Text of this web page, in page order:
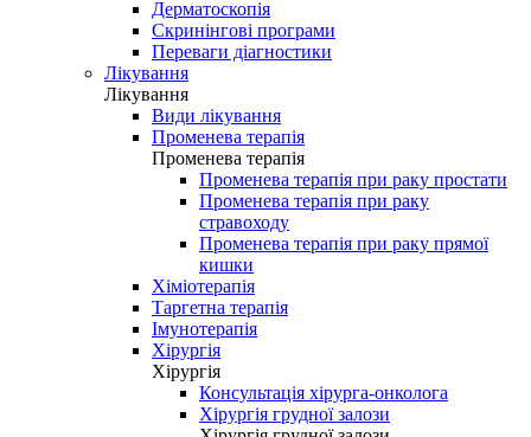
Дерматоскопія
Скринінгові програми
Переваги діагностики
Лікування
Лікування
Види лікування
Променева терапія
Променева терапія
Променева терапія при раку простати
Променева терапія при раку
стравоходу
Променева терапія при раку прямої
кишки
Хіміотерапія
Таргетна терапія
Імунотерапія
Хірургія
Хірургія
Консультація хірурга-онколога
Хірургія грудної залози